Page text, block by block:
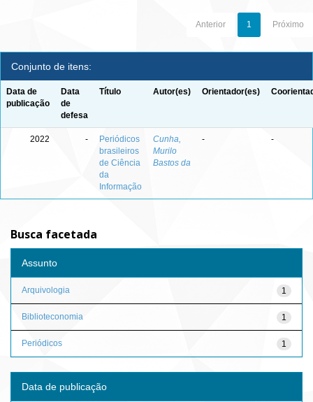
Anterior 1 Próximo
Conjunto de itens:
Data de
publicação
Data
de
defesa
Título Autor(es) Orientador(es)
2022 -
Periódicos
brasileiros
de Ciência
da
Informação
Cunha,
Murilo
Bastos da
- -
Busca facetada
Assunto
1
Arquivologia
1
Biblioteconomia
1
Periódicos
Data de publicação